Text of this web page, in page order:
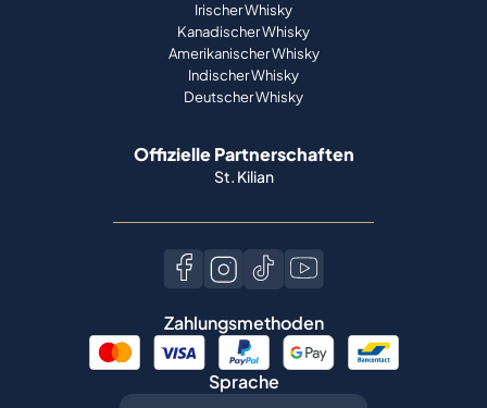
Irischer Whisky
Kanadischer Whisky
Amerikanischer Whisky
Indischer Whisky
Deutscher Whisky
Offizielle Partnerschaften
St. Kilian
Zahlungsmethoden
Sprache